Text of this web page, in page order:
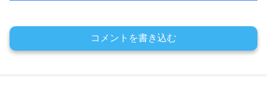
コメントを書き込む